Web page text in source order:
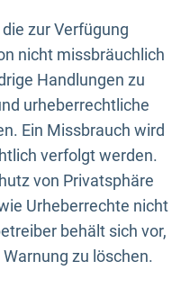
zur Verfügung
nicht missbräuchlich
Handlungen zu
urheberrechtliche
Ein Missbrauch wird
verfolgt werden.
von Privatsphäre
Urheberrechte nicht
behält sich vor,
zu löschen.